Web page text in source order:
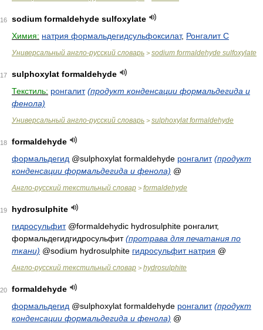
16
sodium formaldehyde sulfoxylate
Химия: натрия формальдегидсульфоксилат, Ронгалит С
Универсальный англо-русский словарь > sodium formaldehyde sulfoxylate
17
sulphoxylat formaldehyde
Текстиль: ронгалит (продукт конденсации формальдегида и
фенола)
Универсальный англо-русский словарь > sulphoxylat formaldehyde
18
formaldehyde
формальдегид @sulphoxylat formaldehyde ронгалит (продукт
конденсации формальдегида и фенола) @
Англо-русский текстильный словар > formaldehyde
19
hydrosulphite
гидросульфит@formaldehydic hydrosulphite ронгалит,
формальдегидгидросульфит(протрава для печатания по
ткани) @sodium hydrosulphite гидросульфит натрия @
Англо-русский текстильный словар > hydrosulphite
20
formaldehyde
формальдегид @sulphoxylat formaldehyde ронгалит (продукт
конденсации формальдегида и фенола) @